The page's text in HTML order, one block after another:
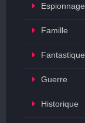
Espionnage
Famille
Fantastique
Guerre
Historique